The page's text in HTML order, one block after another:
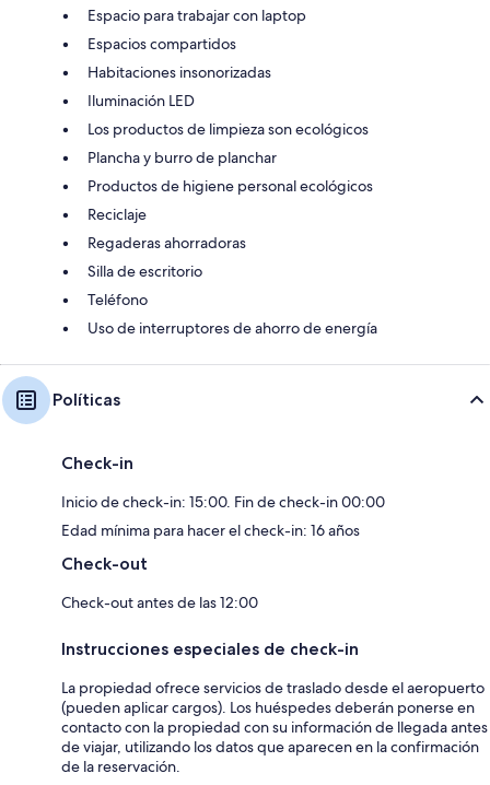
Espacio para trabajar con laptop
Espacios compartidos
Habitaciones insonorizadas
Iluminación LED
Los productos de limpieza son ecológicos
Plancha y burro de planchar
Productos de higiene personal ecológicos
Reciclaje
Regaderas ahorradoras
Silla de escritorio
Teléfono
Uso de interruptores de ahorro de energía
Políticas
Check-in
Inicio de check-in: 15:00. Fin de check-in 00:00
Edad mínima para hacer el check-in: 16 años
Check-out
Check-out antes de las 12:00
Instrucciones especiales de check-in
La propiedad ofrece servicios de traslado desde el aeropuerto
(pueden aplicar cargos). Los huéspedes deberán ponerse en
contacto con la propiedad con su información de llegada antes
de viajar, utilizando los datos que aparecen en la confirmación
de la reservación.